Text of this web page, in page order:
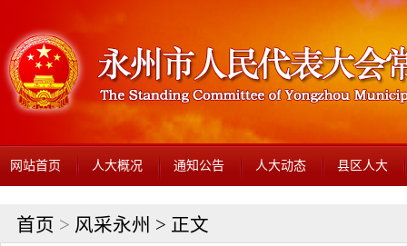
网站首页 人大概况 通知公告 人大动态 县区人大
首页 > 风采永州 > 正文